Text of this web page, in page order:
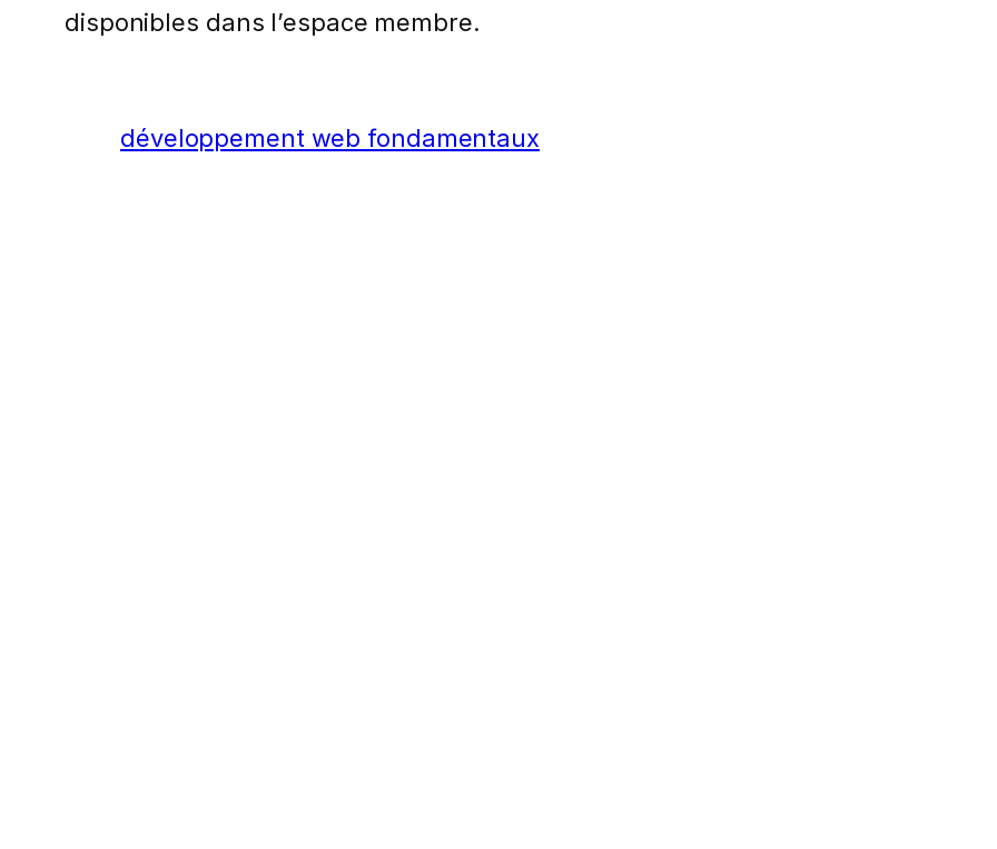
disponibles dans l’espace membre.
développement web fondamentaux